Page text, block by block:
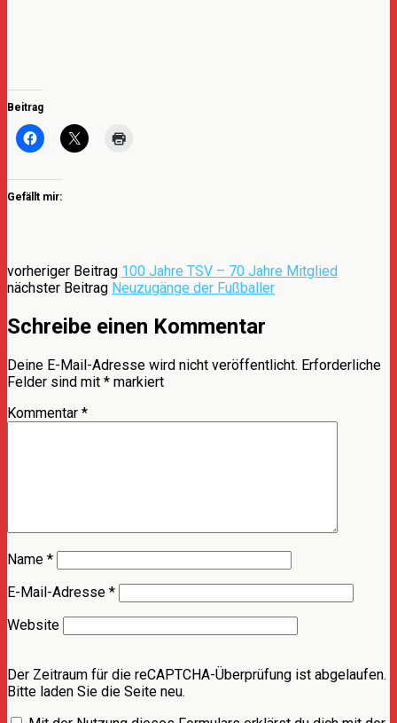
Beitrag
Gefällt mir:
vorheriger Beitrag 100 Jahre TSV – 70 Jahre Mitglied
nächster Beitrag Neuzugänge der Fußballer
Schreibe einen Kommentar
Deine E-Mail-Adresse wird nicht veröffentlicht. Erforderliche
Felder sind mit * markiert
Kommentar *
Name *
E-Mail-Adresse *
Website
Der Zeitraum für die reCAPTCHA-Überprüfung ist abgelaufen.
Bitte laden Sie die Seite neu.